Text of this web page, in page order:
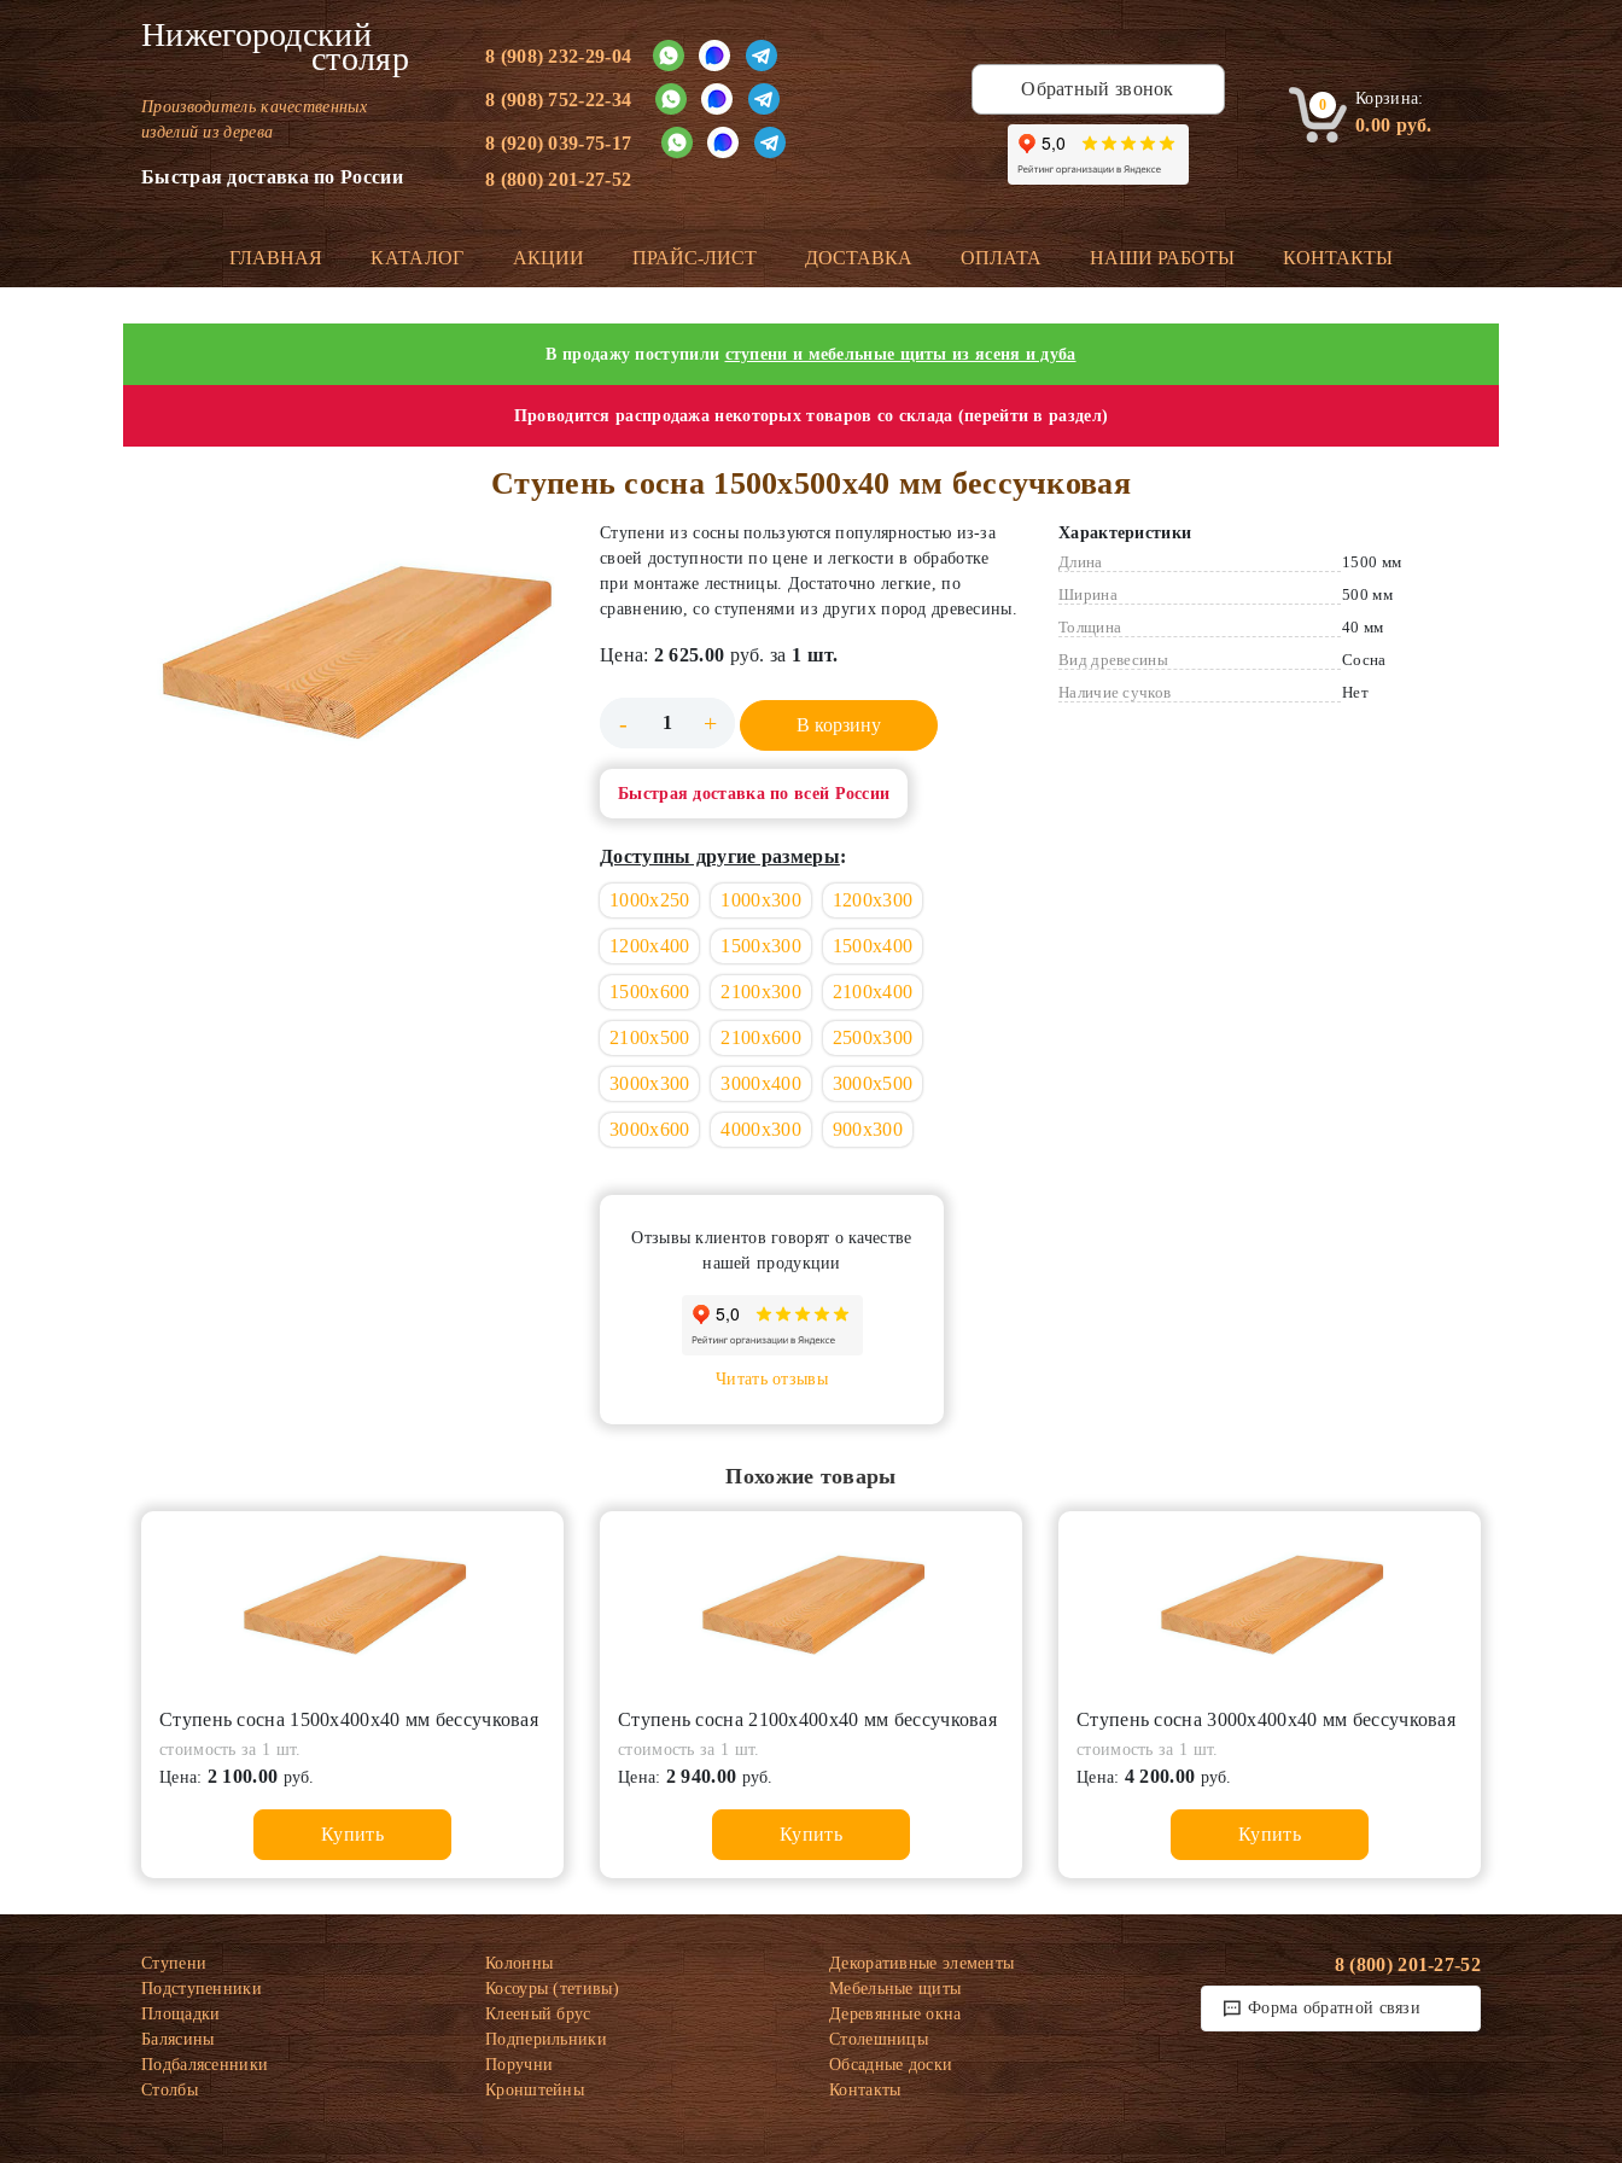
Нижегородский
столяр
Производитель качественных
изделий из дерева
Быстрая доставка по России
8 (908) 232-29-04
8 (908) 752-22-34
8 (920) 039-75-17
8 (800) 201-27-52
Обратный звонок
0 Корзина:
0.00руб.
ГЛАВНАЯ КАТАЛОГ АКЦИИ ПРАЙС-ЛИСТ ДОСТАВКА ОПЛАТА НАШИ РАБОТЫ КОНТАКТЫ
В продажу поступили ступени и мебельные щиты из ясеня и дуба
Проводится распродажа некоторых товаров со склада (перейти в раздел)
Ступень сосна 1500х500х40 мм бессучковая
Ступени из сосны пользуются популярностью из-за
своей доступности по цене и легкости в обработке
при монтаже лестницы. Достаточно легкие, по
сравнению, со ступенями из других пород древесины.
Цена: 2 625.00 руб. за 1 шт.
- + В корзину
Быстрая доставка по всей России
Доступны другие размеры:
1000х250 1000х300 1200х300
1200х400 1500х300 1500х400
1500х600 2100х300 2100х400
2100х500 2100х600 2500х300
3000х300 3000х400 3000х500
3000х600 4000х300 900х300
Отзывы клиентов говорят о качестве
нашей продукции
Читать отзывы
Характеристики
Длина
1500 мм
Ширина
500 мм
Толщина
40 мм
Вид древесины
Сосна
Наличие сучков
Нет
Похожие товары
Ступень сосна 1500х400х40 мм бессучковая
стоимость за 1 шт.
Цена: 2 100.00 руб.
Купить
Ступень сосна 2100х400х40 мм бессучковая
стоимость за 1 шт.
Цена: 2 940.00 руб.
Купить
Ступень сосна 3000х400х40 мм бессучковая
стоимость за 1 шт.
Цена: 4 200.00 руб.
Купить
Ступени
Подступенники
Площадки
Балясины
Подбалясенники
Столбы
Колонны
Косоуры (тетивы)
Клееный брус
Подперильники
Поручни
Кронштейны
Декоративные элементы
Мебельные щиты
Деревянные окна
Столешницы
Обсадные доски
Контакты
8 (800) 201-27-52
Форма обратной связи